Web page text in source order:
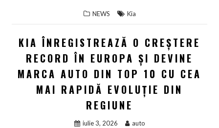
NEWS Kia
KIA ÎNREGISTREAZĂ O CREȘTERE
RECORD ÎN EUROPA ȘI DEVINE
MARCA AUTO DIN TOP 10 CU CEA
MAI RAPIDĂ EVOLUȚIE DIN
REGIUNE
iulie 3, 2026 auto